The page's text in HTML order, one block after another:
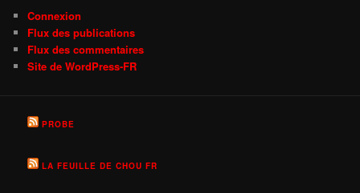
Connexion
Flux des publications
Flux des commentaires
Site de WordPress-FR
PROBE
LA FEUILLE DE CHOU FR